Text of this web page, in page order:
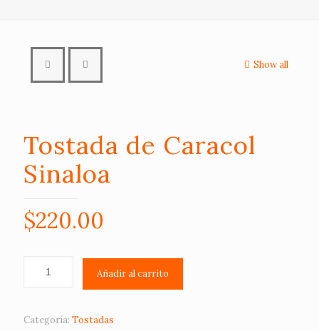
Show all
Tostada de Caracol
Sinaloa
$220.00
Añadir al carrito
Categoría: Tostadas